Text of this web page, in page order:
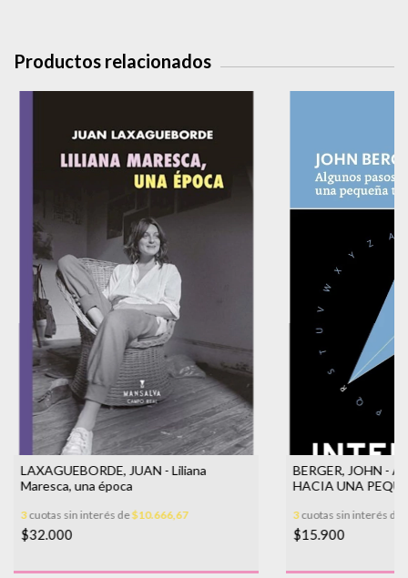
Productos relacionados
LAXAGUEBORDE, JUAN - Liliana
Maresca, una época
3cuotas sin interés de$10.666,67
$32.000
BERGER, JOHN -
HACIA UNA
3cuotas sin interés de
$15.900